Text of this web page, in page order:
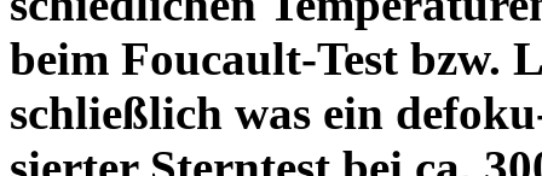
beim Foucault-Test bzw.
schließlich was ein